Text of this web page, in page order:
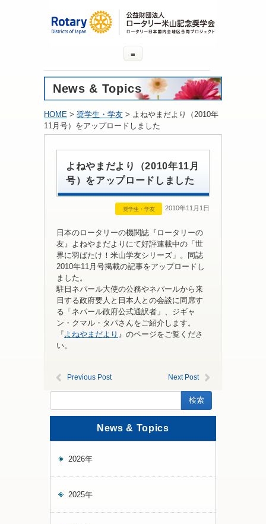
≡
News & Topics
HOME > 奨学生・学友 > よねやまだより（2010年
11月号）をアップロードしました
よねやまだより（2010年11月
号）をアップロードしました
奨学生・学友 2010年11月1日
日本のロータリーの機関誌『ロータリーの
友』よねやまだよりにて好評連載中の「世
界に羽ばたけ！米山学友シリーズ」。同誌
2010年11月号掲載の記事をアップロードし
ました。
駐日ネパール大使の公務やネパールから来
日する政府要人と日本人との会談に同席す
る「ネパール政府公式通訳者」、ジギャ
ン・クマル・タパさんをご紹介します。
『 よねやまだより 』のページをご覧くださ
い。
Previous Post Next Post
News & Topics
2026年
2025年